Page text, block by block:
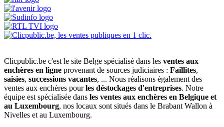
Clicpublic.be c'est le site Belge spécialisé dans les ventes aux
enchères en ligne provenant de sources judiciaires : Faillites,
saisies, successions vacantes, ... Nous réalisons également des
ventes aux enchères pourles déstockages d'entreprises. Notre
équipe est spécialisée dans les ventes aux enchères en Belgique et
au Luxembourg, nos locaux sont situés dans le Brabant Wallon à
Nivelles et au Luxembourg.